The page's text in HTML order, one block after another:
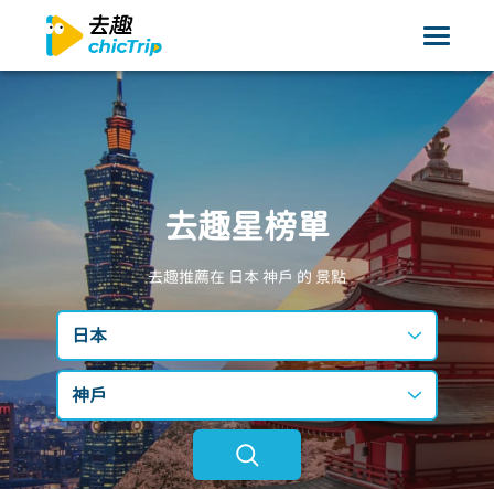
去趣星榜單
去趣推薦在 日本 神戶 的 景點
日本
台灣
日本
神戶
不限區域